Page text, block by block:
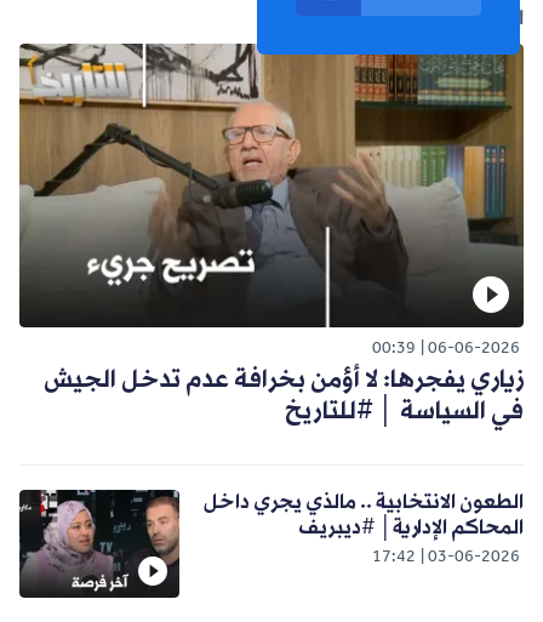
الفيديو التالي
06-06-2026
00:39
زياري يفجرها: لا أؤمن بخرافة عدم تدخل الجيش
في السياسة │ #للتاريخ
03-06-2026
17:42
الطعون الانتخابية .. مالذي يجري داخل
المحاكم الإدارية│ #ديبريف